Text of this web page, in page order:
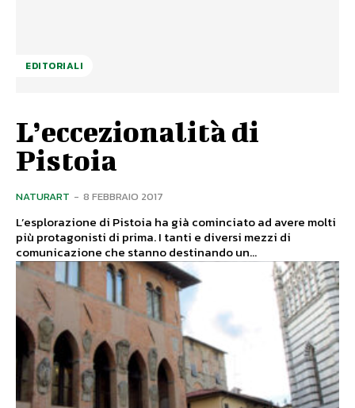
EDITORIALI
L’eccezionalità di
Pistoia
NATURART - 8 FEBBRAIO 2017
L’esplorazione di Pistoia ha già cominciato ad avere molti
più protagonisti di prima. I tanti e diversi mezzi di
comunicazione che stanno destinando un...